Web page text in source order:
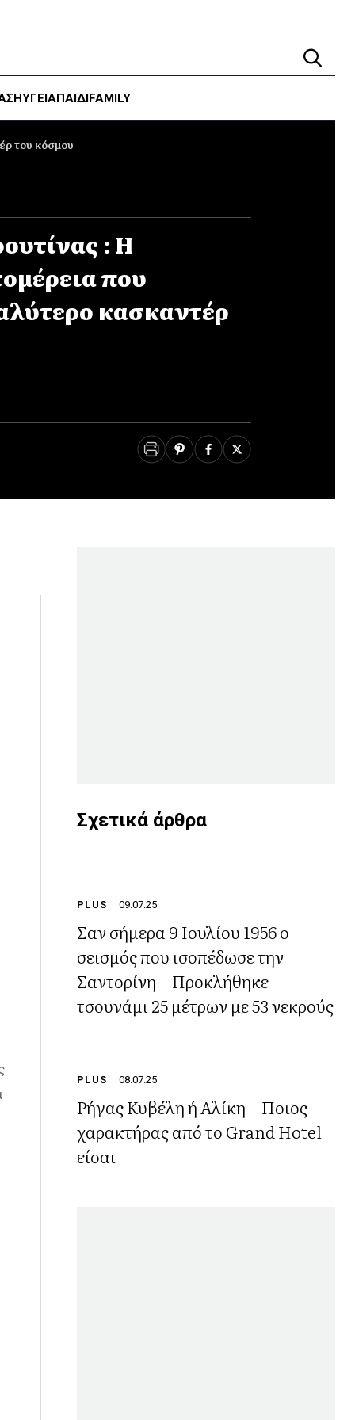
ΥΓΕΊΑΠΑΙΔΙFAMILY
του κόσμου
: Η
που
κασκαντέρ
Σχετικά άρθρα
PLUS 09.07.25
Σαν σήμερα 9 Ιουλίου 1956 ο
σεισμός που ισοπέδωσε την
Σαντορίνη – Προκλήθηκε
τσουνάμι 25 μέτρων με 53 νεκρούς
PLUS 08.07.25
Ρήγας Κυβέλη ή Αλίκη – Ποιος
χαρακτήρας από το Grand Hotel
είσαι